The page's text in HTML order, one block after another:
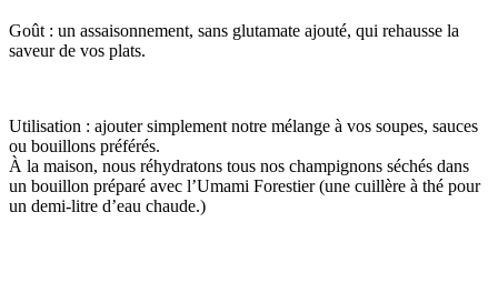
Goût : un assaisonnement, sans glutamate ajouté, qui rehausse la
saveur de vos plats.
Utilisation : ajouter simplement notre mélange à vos soupes, sauces
ou bouillons préférés.
À la maison, nous réhydratons tous nos champignons séchés dans
un bouillon préparé avec l’Umami Forestier (une cuillère à thé pour
un demi-litre d’eau chaude.)